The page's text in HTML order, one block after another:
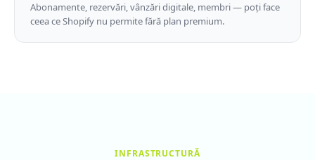
Abonamente, rezervări, vânzări digitale, membri — poți face
ceea ce Shopify nu permite fără plan premium.
INFRASTRUCTURĂ